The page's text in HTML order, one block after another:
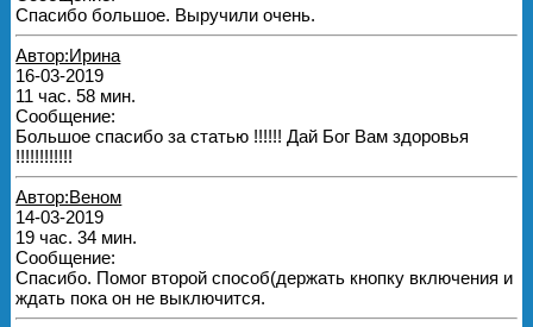
Спасибо большое. Выручили очень.
Автор:Ирина
16-03-2019
11 час. 58 мин.
Сообщение:
Большое спасибо за статью !!!!!! Дай Бог Вам здоровья
!!!!!!!!!!!!
Автор:Веном
14-03-2019
19 час. 34 мин.
Сообщение:
Спасибо. Помог второй способ(держать кнопку включения и
ждать пока он не выключится.